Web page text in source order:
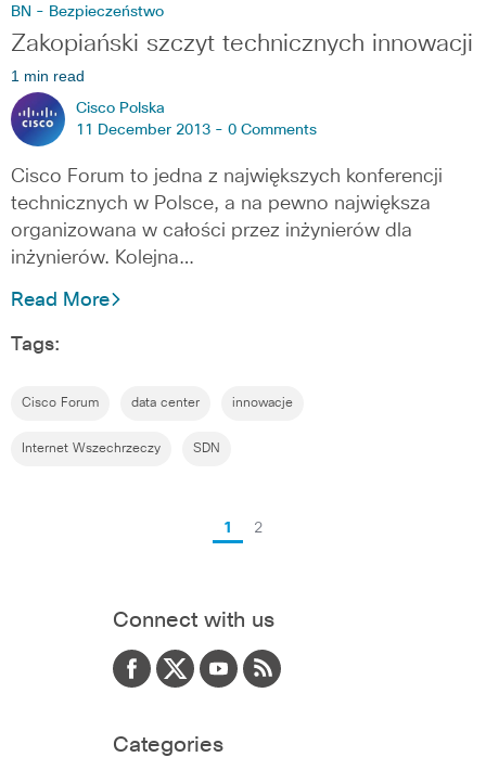
BN - Bezpieczeństwo
Zakopiański szczyt technicznych innowacji
1 min read
Cisco Polska
11 December 2013 - 0 Comments
Cisco Forum to jedna z największych konferencji
technicznych w Polsce, a na pewno największa
organizowana w całości przez inżynierów dla
inżynierów. Kolejna…
Read More
Tags:
Cisco Forum data center innowacje
Internet Wszechrzeczy SDN
1 2
Connect with us
Categories